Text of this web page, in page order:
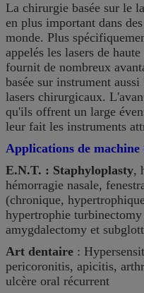
La chirurgie basée sur le
en plus important dans
monde. Plus
appelés les lasers de
fournit de nombreux
basée sur instrument
lasers chirurgicaux.
qu'ils offrent un large
leur fait les instruments
Applications de machine
E.N.T. : Staphyloplasty,
hémorragie nasale,
(chronique,
hypertrophie turbinectomy
amygdalectomy et
Art dentaire :
pericoronitis, apicitis,
ulcère oral récurrent